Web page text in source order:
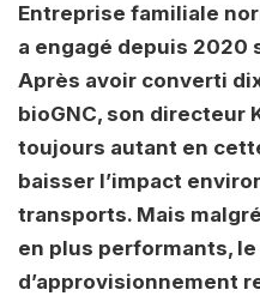
Entreprise familiale
a engagé depuis 2020
Après avoir converti
bioGNC, son directeur
toujours autant en
baisser l’impact
transports. Mais
en plus performants,
d’approvisionnement